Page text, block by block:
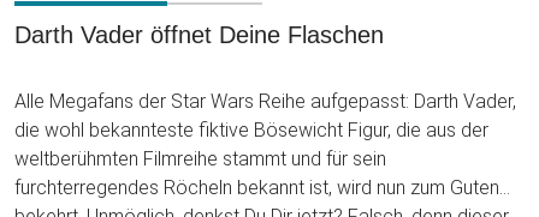
Darth Vader öffnet Deine Flaschen
Alle Megafans der Star Wars Reihe aufgepasst: Darth Vader,
die wohl bekannteste fiktive Bösewicht Figur, die aus der
weltberühmten Filmreihe stammt und für sein
furchterregendes Röcheln bekannt ist, wird nun zum Guten